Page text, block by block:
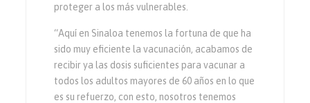
proteger a los más vulnerables.
“Aquí en Sinaloa tenemos la fortuna de que ha
sido muy eficiente la vacunación, acabamos de
recibir ya las dosis suficientes para vacunar a
todos los adultos mayores de 60 años en lo que
es su refuerzo, con esto, nosotros tenemos